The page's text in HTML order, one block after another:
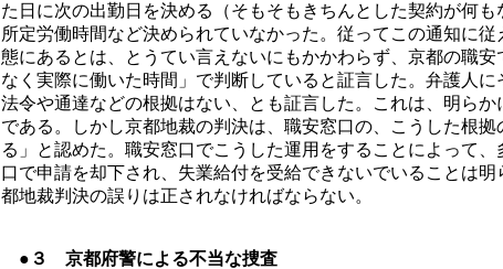
た日に次の出勤日を決める（そもそもきちんとした契約が何も
所定労働時間など決められていなかった。従ってこの通知に
態にあるとは、とうてい言えないにもかかわらず、京都の職
なく実際に働いた時間」で判断していると証言した。弁護人に
法令や通達などの根拠はない、とも証言した。これは、明らか
である。しかし京都地裁の判決は、職安窓口の、こうした根
る」と認めた。職安窓口でこうした運用をすることによって
口で申請を却下され、失業給付を受給できないでいることは
都地裁判決の誤りは正されなければならない。
●３ 京都府警による不当な捜査